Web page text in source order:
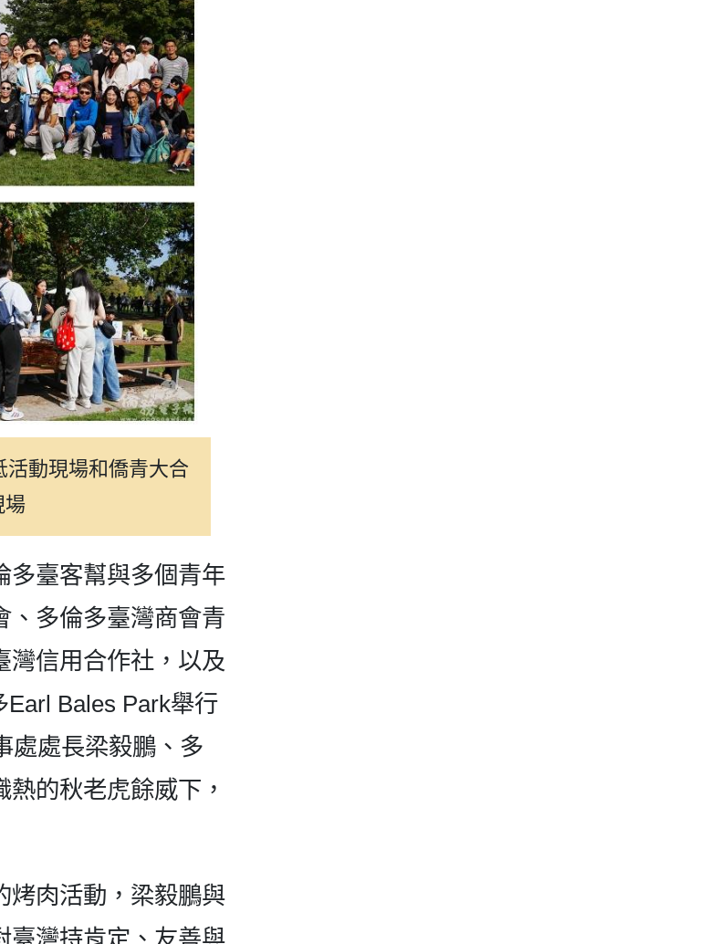
活動現場和僑青大合
場
多臺客幫與多個青年
、多倫多臺灣商會青
灣信用合作社，以及
Bales Park舉行
處處長梁毅鵬、多
的秋老虎餘威下，
烤肉活動，梁毅鵬與